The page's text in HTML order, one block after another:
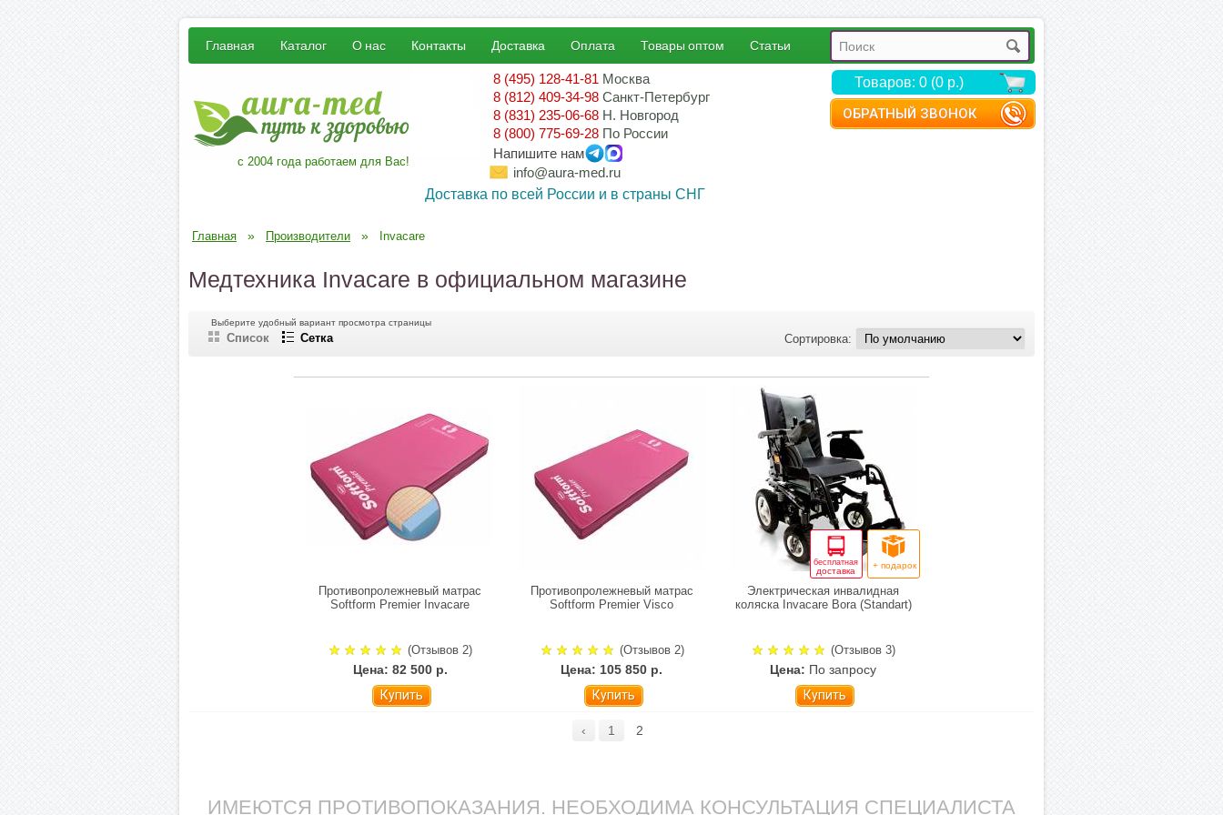
ОБРАТНЫЙ ЗВОНОК
Главная Каталог О нас Контакты Доставка Оплата Товары оптом Статьи
с 2004 года работаем для Вас!
8 (495) 128-41-81 Москва
8 (812) 409-34-98 Санкт-Петербург
8 (831) 235-06-68 Н. Новгород
8 (800) 775-69-28 По России
Напишите нам
info@aura-med.ru
Доставка по всей России и в страны СНГ
Товаров: 0 (0 р.)
Главная » Производители » Invacare
Медтехника Invacare в официальном магазине
Выберите удобный вариант просмотра страницы
Список Сетка Сортировка:
Противопролежневый матрас
Softform Premier Invacare
(Отзывов 2)
Цена: 82 500 р.
Купить
Противопролежневый матрас
Softform Premier Visco
(Отзывов 2)
Цена: 105 850 р.
Купить
бесплатная
доставка
+ подарок
Электрическая инвалидная
коляска Invacare Bora (Standart)
(Отзывов 3)
Цена: По запросу
Купить
‹ 1 2
ИМЕЮТСЯ ПРОТИВОПОКАЗАНИЯ. НЕОБХОДИМА КОНСУЛЬТАЦИЯ СПЕЦИАЛИСТА